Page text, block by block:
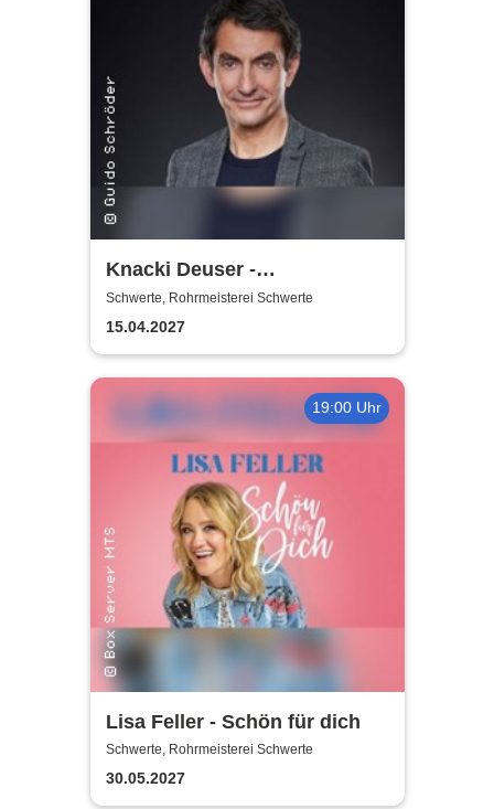
Knacki Deuser -
Humorintelligenz
Schwerte, Rohrmeisterei Schwerte
15.04.2027
19:00 Uhr
Lisa Feller - Schön für dich
Schwerte, Rohrmeisterei Schwerte
30.05.2027